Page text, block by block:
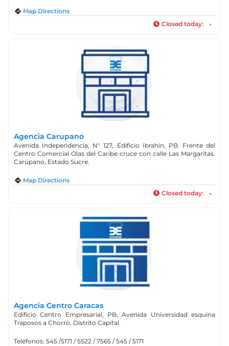
Map Directions
Closed today:
Agencia Carupano
Avenida Independencia, N° 127, Edificio Ibrahin, PB. Frente del
Centro Comercial Olas del Caribe cruce con calle Las Margaritas.
Carúpano, Estado Sucre.
Map Directions
Closed today:
Agencia Centro Caracas
Edificio Centro Empresarial, PB, Avenida Universidad esquina
Traposos a Chorro, Distrito Capital.
Teléfonos: 545 /5171 / 5522 / 7565 / 545 / 5171